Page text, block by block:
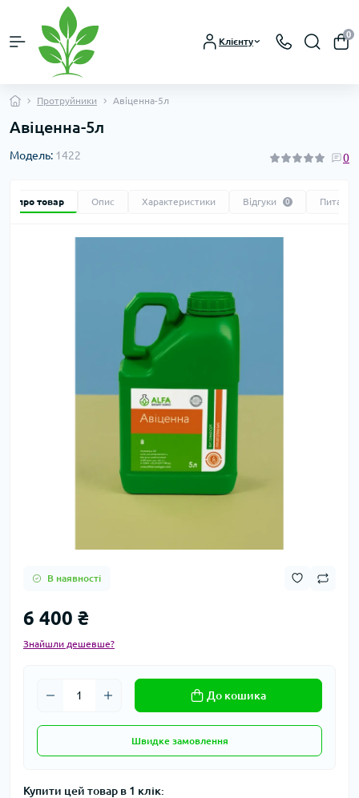
Клієнту
0
Протруйники Авіценна-5л
Авіценна-5л
Модель: 1422 0
про товар Опис Характеристики Відгуки 0 Питання
В наявності
6 400 ₴
Знайшли дешевше?
До кошика
Швидке замовлення
Купити цей товар в 1 клік: